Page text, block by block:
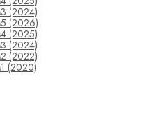
(2024)
(2026)
(2025)
(2024)
(2022)
(2020)